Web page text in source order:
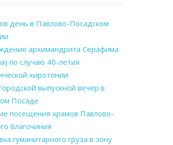
день в Павлово-Посадском
архимандрита Серафима
по случаю 40-летия
хиротонии
выпускной вечер в
Посаде
посещения храмов Павлово-
благочиния
гуманитарного груза в зону